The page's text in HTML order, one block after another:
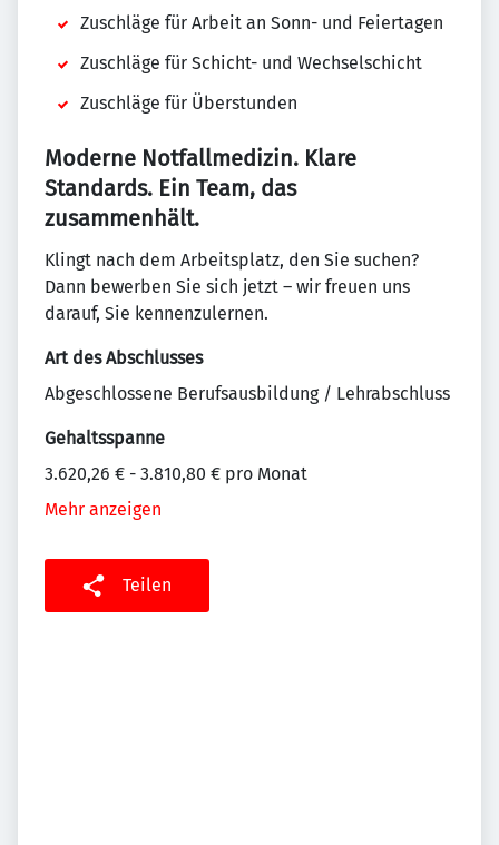
Zuschläge für Arbeit an Sonn- und Feiertagen
Zuschläge für Schicht- und Wechselschicht
Zuschläge für Überstunden
Moderne Notfallmedizin. Klare
Standards. Ein Team, das
zusammenhält.
Klingt nach dem Arbeitsplatz, den Sie suchen?
Dann bewerben Sie sich jetzt – wir freuen uns
darauf, Sie kennenzulernen.
Art des Abschlusses
Abgeschlossene Berufsausbildung / Lehrabschluss
Gehaltsspanne
3.620,26 € - 3.810,80 € pro Monat
Mehr anzeigen
Teilen